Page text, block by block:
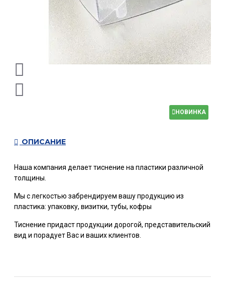
НОВИНКА
ОПИСАНИЕ
Наша компания делает тиснение на пластики различной
толщины.
Мы с легкостью забрендируем вашу продукцию из
пластика: упаковку, визитки, тубы, кофры
Тиснение придаст продукции дорогой, представительский
вид и порадует Вас и ваших клиентов.